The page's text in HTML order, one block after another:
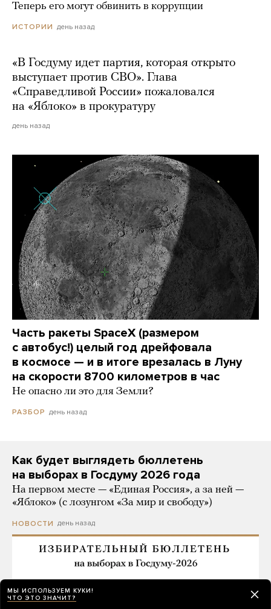
Теперь его могут обвинить в коррупции
ИСТОРИИ день назад
«В Госдуму идет партия, которая открыто
выступает против СВО». Глава
«Справедливой России» пожаловался
на «Яблоко» в прокуратуру
день назад
Часть ракеты SpaceX (размером
с автобус!) целый год дрейфовала
в космосе — и в итоге врезалась в Луну
на скорости 8700 километров в час
Не опасно ли это для Земли?
РАЗБОР день назад
Как будет выглядеть бюллетень
на выборах в Госдуму 2026 года
На первом месте — «Единая Россия», а за ней —
«Яблоко» (с лозунгом «За мир и свободу»)
НОВОСТИ день назад
МЫ ИСПОЛЬЗУЕМ КУКИ!
ЧТО ЭТО ЗНАЧИТ?